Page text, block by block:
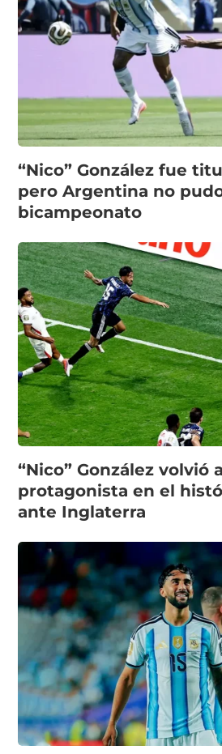
“Nico” González fue
pero Argentina no
bicampeonato
“Nico” González volvió
protagonista en el
ante Inglaterra